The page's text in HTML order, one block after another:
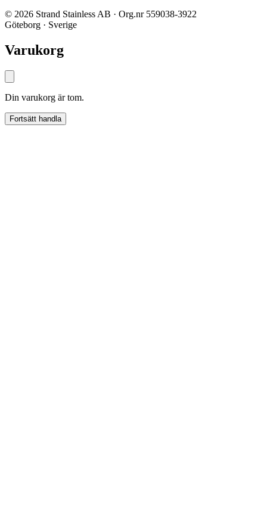
© 2026 Strand Stainless AB · Org.nr 559038-3922
Göteborg · Sverige
Varukorg
Din varukorg är tom.
Fortsätt handla